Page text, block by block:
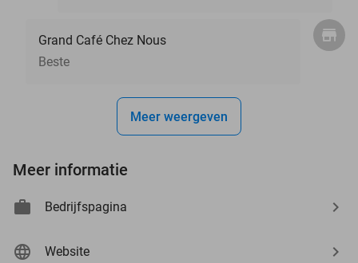
Grand Café Chez Nous
Beste
Meer weergeven
Meer informatie
Bedrijfspagina
Website